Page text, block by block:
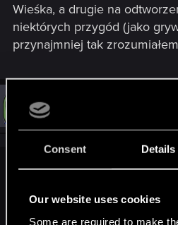
Consent Details
Our website uses cookies
Some are required to make
Wieśka, a drugie na
niektórych przygód (jako
przynajmniej tak
rivo said:
Ale te tematy były o różnych